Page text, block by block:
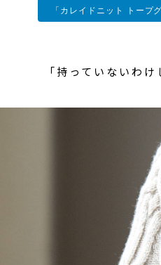
「カレイドニット トープ
「持っていないわ